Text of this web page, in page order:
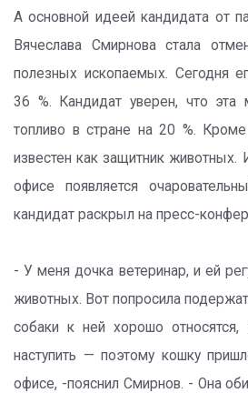
А основной идеей кандидата от
Вячеслава Смирнова стала
полезных ископаемых. Сегодня
36 %. Кандидат уверен, что эта
топливо в стране на 20 %.
известен как защитник
офисе появляется
кандидат раскрыл на пресс-
- У меня дочка ветеринар, и ей
животных. Вот попросила
собаки к ней хорошо
наступить — поэтому кошку
офисе, -пояснил Смирнов. - Она